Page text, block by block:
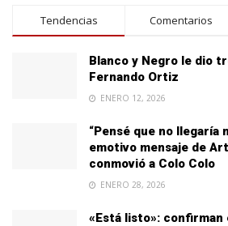
Tendencias Comentarios
Blanco y Negro le dio
Fernando Ortiz
ENERO 12, 2026
“Pensé que no llegaría
emotivo mensaje de
conmovió a Colo Colo
ENERO 28, 2026
«Está listo»: confirman